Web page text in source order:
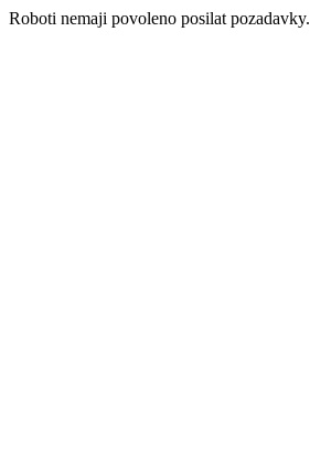
Roboti nemaji povoleno posilat pozadavky.